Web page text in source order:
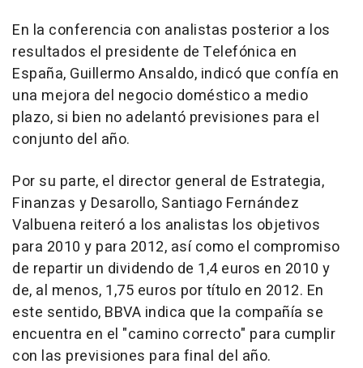
En la conferencia con analistas posterior a los
resultados el presidente de Telefónica en
España, Guillermo Ansaldo, indicó que confía en
una mejora del negocio doméstico a medio
plazo, si bien no adelantó previsiones para el
conjunto del año.
Por su parte, el director general de Estrategia,
Finanzas y Desarollo, Santiago Fernández
Valbuena reiteró a los analistas los objetivos
para 2010 y para 2012, así como el compromiso
de repartir un dividendo de 1,4 euros en 2010 y
de, al menos, 1,75 euros por título en 2012. En
este sentido, BBVA indica que la compañía se
encuentra en el "camino correcto" para cumplir
con las previsiones para final del año.